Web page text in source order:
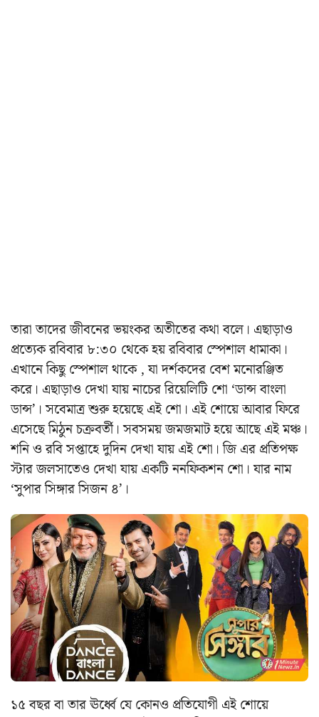
তারা তাদের জীবনের ভয়ংকর অতীতের কথা বলে। এছাড়াও
প্রত্যেক রবিবার ৮:৩০ থেকে হয় রবিবার স্পেশাল ধামাকা।
এখানে কিছু স্পেশাল থাকে , যা দর্শকদের বেশ মনোরঞ্জিত
করে। এছাড়াও দেখা যায় নাচের রিয়েলিটি শো ‘ডান্স বাংলা
ডান্স’। সবেমাত্র শুরু হয়েছে এই শো। এই শোয়ে আবার ফিরে
এসেছে মিঠুন চক্রবর্তী। সবসময় জমজমাট হয়ে আছে এই মঞ্চ।
শনি ও রবি সপ্তাহে দুদিন দেখা যায় এই শো। জি এর প্রতিপক্ষ
স্টার জলসাতেও দেখা যায় একটি ননফিকশন শো। যার নাম
‘সুপার সিঙ্গার সিজন ৪’।
১৫ বছর বা তার ঊর্ধ্বে যে কোনও প্রতিযোগী এই শোয়ে